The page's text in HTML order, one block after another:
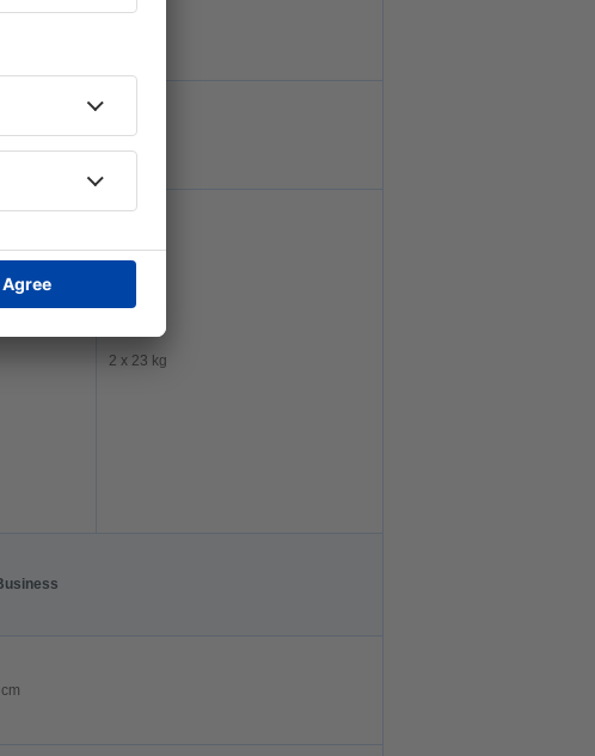
2 x 32 kg
2 x 23 kg